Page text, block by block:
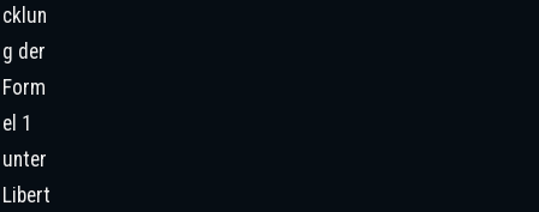
cklun
g der
Form
el 1
unter
Libert